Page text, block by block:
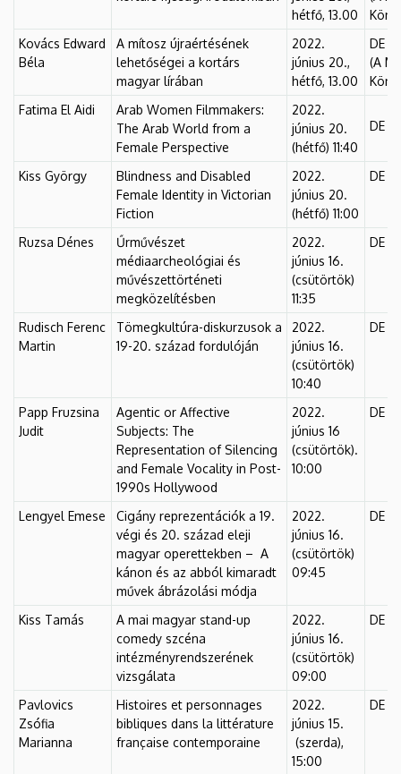
hétfő, 13.00
Kovács Edward
Béla
A mítosz újraértésének
lehetőségei a kortárs
magyar lírában
2022.
június 20.,
hétfő, 13.00
DE
(A
Fatima El Aidi
Arab Women Filmmakers:
The Arab World from a
Female Perspective
2022.
június 20.
(hétfő) 11:40
DE
Kiss György
Blindness and Disabled
Female Identity in Victorian
Fiction
2022.
június 20.
(hétfő) 11:00
DE
Ruzsa Dénes
Űrművészet
médiaarcheológiai és
művészettörténeti
megközelítésben
2022.
június 16.
(csütörtök)
11:35
DE
Rudisch Ferenc
Martin
Tömegkultúra-diskurzusok a
19-20. század fordulóján
2022.
június 16.
(csütörtök)
10:40
DE
Papp Fruzsina
Judit
Agentic or Affective
Subjects: The
Representation of Silencing
and Female Vocality in Post-
1990s Hollywood
2022.
június 16
(csütörtök).
10:00
DE
Lengyel Emese
Cigány reprezentációk a 19.
végi és 20. század eleji
magyar operettekben – A
kánon és az abból kimaradt
művek ábrázolási módja
2022.
június 16.
(csütörtök)
09:45
DE
Kiss Tamás
A mai magyar stand-up
comedy szcéna
intézményrendszerének
vizsgálata
2022.
június 16.
(csütörtök)
09:00
DE
Pavlovics
Zsófia
Marianna
Histoires et personnages
bibliques dans la littérature
française contemporaine
2022.
június 15.
(szerda),
15:00
DE